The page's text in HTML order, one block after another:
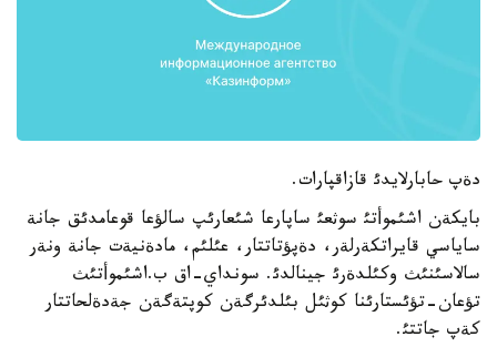
دةپ حابارلايدئ قازاقپارات.
بايكةن اشئموأتئ سوثعئ ساپارعا شئعارئپ سالؤعا قوعامدئق جانة
ساياسي قايراتكةرلةر، دةپؤتاتتار، عئلئم، مادةنيةت جانة ونةر
سالاسئنئث وكئلدةرئ جينالدئ. سونداي-اق ب.اشئموأتئث
تؤعان-تؤئستارئنا كوثئل بئلدئرگةن كوپتةگةن جةدةلحاتتار
كةپ جاتتئ.